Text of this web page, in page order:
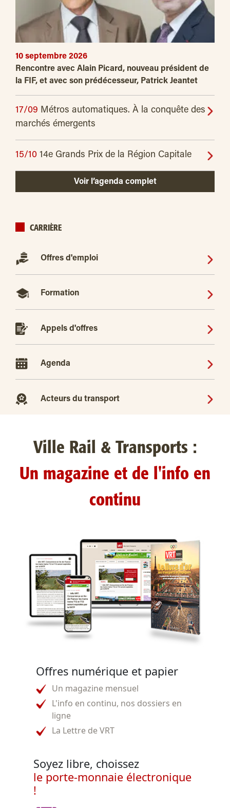
10 septembre 2026
Rencontre avec Alain Picard, nouveau président de
la FIF, et avec son prédécesseur, Patrick Jeantet
17/09 Métros automatiques. À la conquête des
marchés émergents
15/10 14e Grands Prix de la Région Capitale
Voir l’agenda complet
CARRIÈRE
Offres d'emploi
Formation
Appels d'offres
Agenda
Acteurs du transport
Ville Rail & Transports :
Un magazine et de l'info en
continu
Offres numérique et papier
Un magazine mensuel
L'info en continu, nos dossiers en
ligne
La Lettre de VRT
Soyez libre, choissez
le porte-monnaie électronique
!